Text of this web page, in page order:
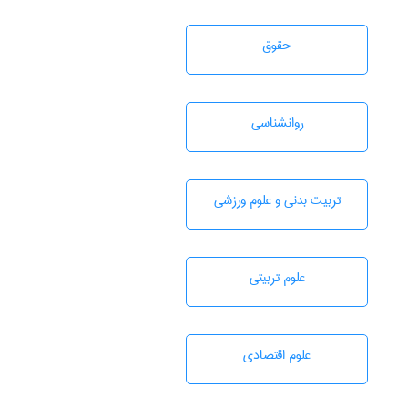
حقوق
روانشناسی
تربيت بدنی و علوم ورزشی
علوم تربيتی
علوم اقتصادی